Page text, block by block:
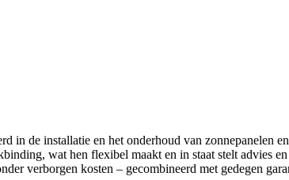
de installatie en het onderhoud van zonnepanelen
wat hen flexibel maakt en in staat stelt advies
verborgen kosten – gecombineerd met gedegen